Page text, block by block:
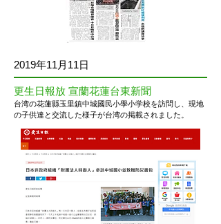
2019年11月11日
更生日報放 宣蘭花蓮台東新聞
台湾の花蓮縣玉里鎮中城國民小學小学校を訪問し、現地
の子供達と交流した様子が台湾の掲載されました。